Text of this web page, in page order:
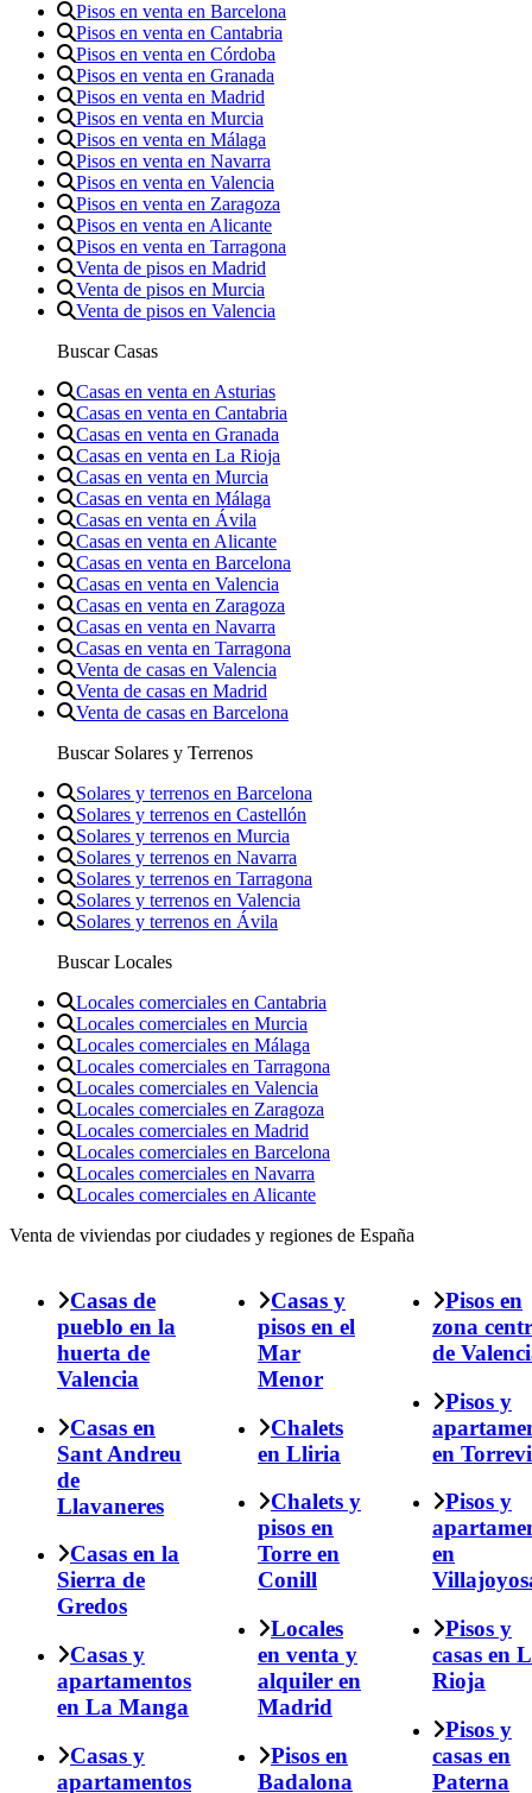
Pisos en venta en Barcelona
Pisos en venta en Cantabria
Pisos en venta en Córdoba
Pisos en venta en Granada
Pisos en venta en Madrid
Pisos en venta en Murcia
Pisos en venta en Málaga
Pisos en venta en Navarra
Pisos en venta en Valencia
Pisos en venta en Zaragoza
Pisos en venta en Alicante
Pisos en venta en Tarragona
Venta de pisos en Madrid
Venta de pisos en Murcia
Venta de pisos en Valencia
Buscar Casas
Casas en venta en Asturias
Casas en venta en Cantabria
Casas en venta en Granada
Casas en venta en La Rioja
Casas en venta en Murcia
Casas en venta en Málaga
Casas en venta en Ávila
Casas en venta en Alicante
Casas en venta en Barcelona
Casas en venta en Valencia
Casas en venta en Zaragoza
Casas en venta en Navarra
Casas en venta en Tarragona
Venta de casas en Valencia
Venta de casas en Madrid
Venta de casas en Barcelona
Buscar Solares y Terrenos
Solares y terrenos en Barcelona
Solares y terrenos en Castellón
Solares y terrenos en Murcia
Solares y terrenos en Navarra
Solares y terrenos en Tarragona
Solares y terrenos en Valencia
Solares y terrenos en Ávila
Buscar Locales
Locales comerciales en Cantabria
Locales comerciales en Murcia
Locales comerciales en Málaga
Locales comerciales en Tarragona
Locales comerciales en Valencia
Locales comerciales en Zaragoza
Locales comerciales en Madrid
Locales comerciales en Barcelona
Locales comerciales en Navarra
Locales comerciales en Alicante
Venta de viviendas por ciudades y regiones de España
Casas de
pueblo en la
huerta de
Valencia
Casas en
Sant Andreu
de
Llavaneres
Casas en la
Sierra de
Gredos
Casas y
apartamentos
en La Manga
Casas y
apartamentos
Casas y
pisos en el
Mar
Menor
Chalets
en Lliria
Chalets y
pisos en
Torre en
Conill
Locales
en venta y
alquiler en
Madrid
Pisos en
Badalona
Pisos en
zona
de
Pisos y
en
Pisos y
en
Pisos y
casas en
Rioja
Pisos y
casas en
Paterna